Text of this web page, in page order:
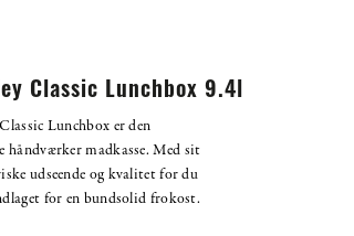
Classic Lunchbox 9.4l
Lunchbox er den
håndværker madkasse. Med sit
udseende og kvalitet for du
for en bundsolid frokost.